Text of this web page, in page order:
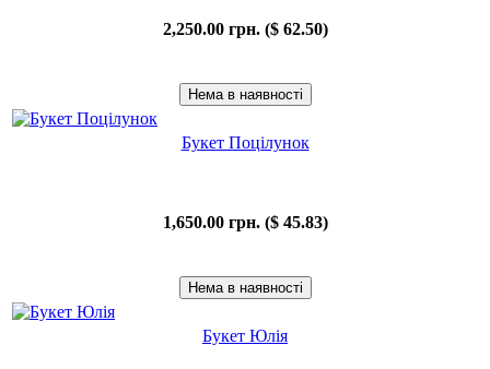
2,250.00 грн. ($ 62.50)
Букет Поцілунок
1,650.00 грн. ($ 45.83)
Букет Юлія